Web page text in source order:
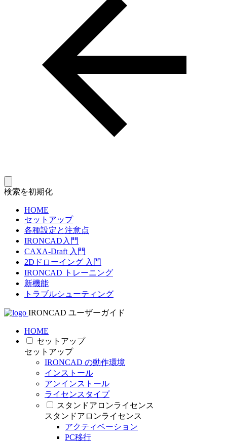
検索を初期化
HOME
セットアップ
各種設定と注意点
IRONCAD入門
CAXA-Draft 入門
2Dドローイング 入門
IRONCAD トレーニング
新機能
トラブルシューティング
IRONCAD ユーザーガイド
HOME
セットアップ
セットアップ
IRONCAD の動作環境
インストール
アンインストール
ライセンスタイプ
スタンドアロンライセンス
スタンドアロンライセンス
アクティベーション
PC移行